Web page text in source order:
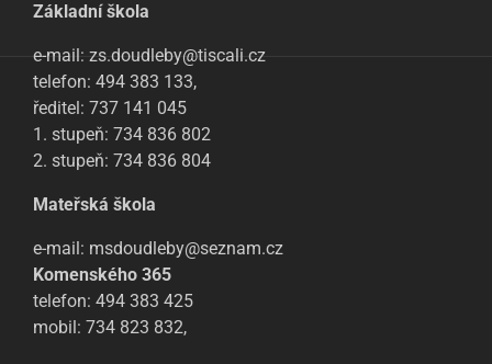
Základní škola
e-mail: zs.doudleby@tiscali.cz
telefon: 494 383 133,
ředitel: 737 141 045
1. stupeň: 734 836 802
2. stupeň: 734 836 804
Mateřská škola
e-mail: msdoudleby@seznam.cz
Komenského 365
telefon: 494 383 425
mobil: 734 823 832,